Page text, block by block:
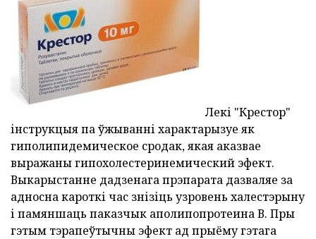
Лекі "Крестор"
інструкцыя па ўжыванні характарызуе як
гиполипидемическое сродак, якая аказвае
выражаны гипохолестеринемический эфект.
Выкарыстанне дадзенага прэпарата дазваляе за
адносна кароткі час знізіць узровень халестэрыну
і памяншаць паказчык аполипопротеина В. Пры
гэтым тэрапеўтычны эфект ад прыёму гэтага